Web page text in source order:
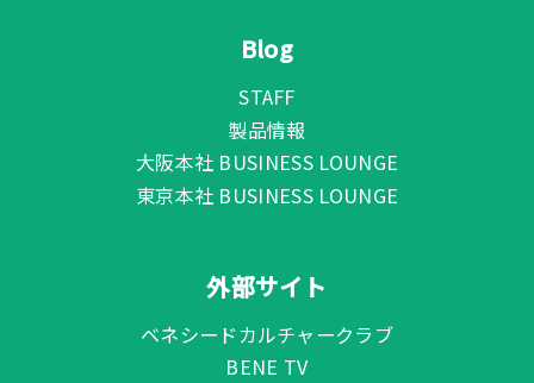
Blog
STAFF
製品情報
大阪本社 BUSINESS LOUNGE
東京本社 BUSINESS LOUNGE
外部サイト
ベネシードカルチャークラブ
BENE TV